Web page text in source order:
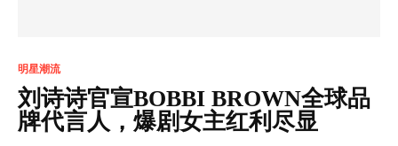
明星潮流
刘诗诗官宣BOBBI BROWN全球品
牌代言人，爆剧女主红利尽显